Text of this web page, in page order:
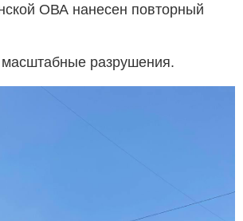
ОВА нанесен повторный
разрушения.